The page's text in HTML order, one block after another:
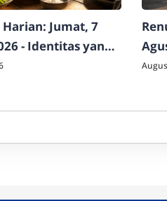
Jumat, 7
- Identitas yang